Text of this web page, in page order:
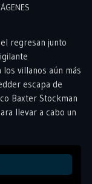
regresan junto
los villanos aún más
escapa de
Baxter Stockman
llevar a cabo un